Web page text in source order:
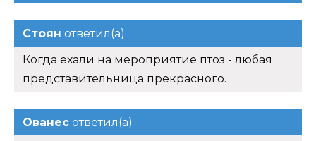
Стоян ответил(а)
Когда ехали на мероприятие птоз - любая
представительница прекрасного.
Ованес ответил(а)